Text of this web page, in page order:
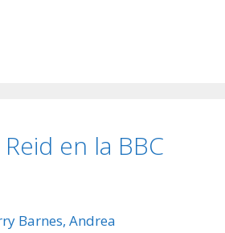
en la BBC